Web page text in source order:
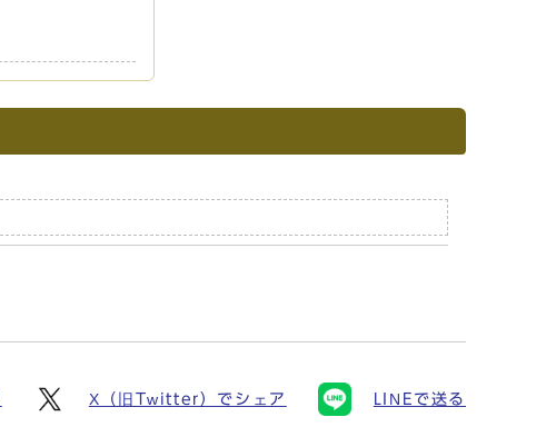
X（旧Twitter）でシェア LINEで送る